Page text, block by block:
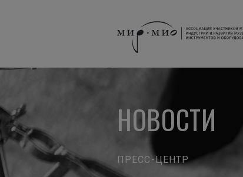
НОВОСТИ
ПРЕСС-ЦЕНТР